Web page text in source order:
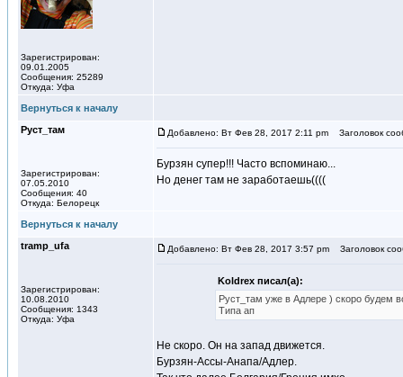
Зарегистрирован:
09.01.2005
Сообщения: 25289
Откуда: Уфа
Вернуться к началу
Руст_там
Зарегистрирован:
07.05.2010
Сообщения: 40
Откуда: Белорецк
Добавлено: Вт Фев 28, 2017 2:11 pm Заголовок
Бурзян супер!!! Часто вспоминаю...
Но денег там не заработаешь((((
Вернуться к началу
tramp_ufa
Зарегистрирован:
10.08.2010
Сообщения: 1343
Откуда: Уфа
Добавлено: Вт Фев 28, 2017 3:57 pm Заголовок
Koldrex писал(а):
Руст_там уже в Адлере ) скоро будем
Типа ап
Не скоро. Он на запад движется.
Бурзян-Ассы-Анапа/Адлер.